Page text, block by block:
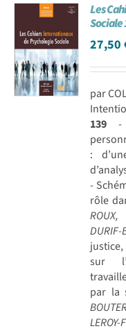
Les
Sociale
27,50
par
139 -
:
-
rôle
DURIF-
sur
par la